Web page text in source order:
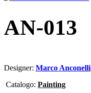
AN-013
Designer: Marco Anconelli
Catalogo: Painting